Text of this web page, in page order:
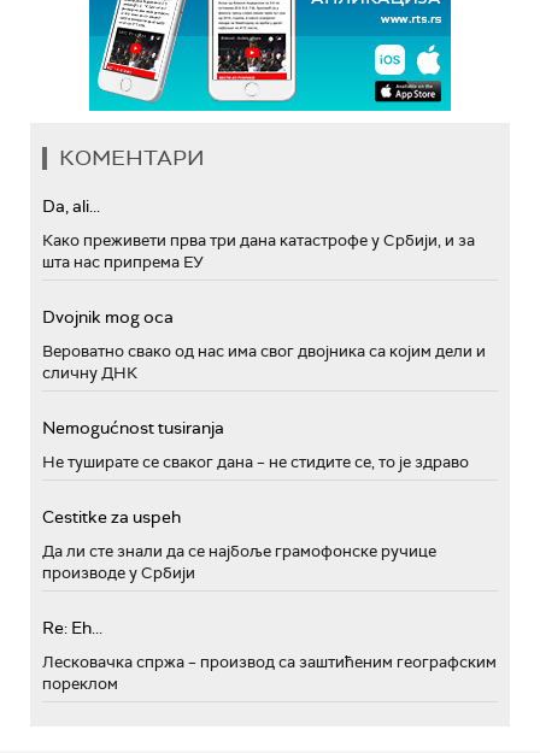
КОМЕНТАРИ
Da, ali...
Како преживети прва три дана катастрофе у Србији, и за
шта нас припрема ЕУ
Dvojnik mog oca
Вероватно свако од нас има свог двојника са којим дели и
сличну ДНК
Nemogućnost tusiranja
Не туширате се сваког дана – не стидите се, то је здраво
Cestitke za uspeh
Да ли сте знали да се најбоље грамофонске ручице
производе у Србији
Re: Eh...
Лесковачка спржа – производ са заштићеним географским
пореклом